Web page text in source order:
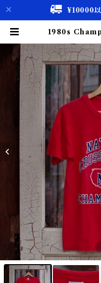
¥10000以
1980s
コタグ チャ
ャツ 古着 |
【古着 &